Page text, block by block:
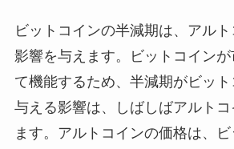
ビットコインの半減期は、アル
影響を与えます。ビットコイン
て機能するため、半減期がビッ
与える影響は、しばしばアルト
ます。アルトコインの価格は、